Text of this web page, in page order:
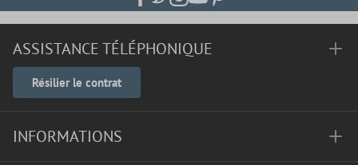
ASSISTANCE TÉLÉPHONIQUE
Résilier le contrat
INFORMATIONS